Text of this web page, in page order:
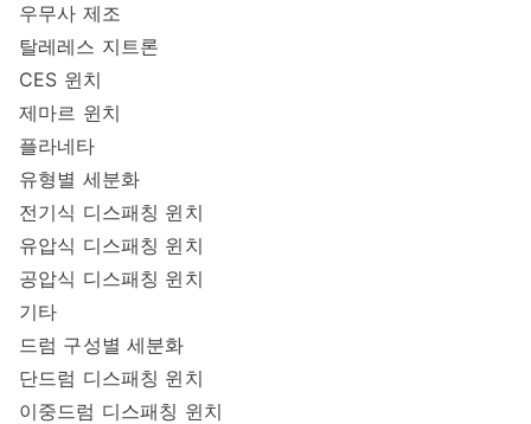
우무사 제조
탈레레스 지트론
CES 윈치
제마르 윈치
플라네타
유형별 세분화
전기식 디스패칭 윈치
유압식 디스패칭 윈치
공압식 디스패칭 윈치
기타
드럼 구성별 세분화
단드럼 디스패칭 윈치
이중드럼 디스패칭 윈치